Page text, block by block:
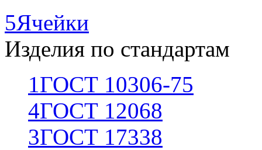
5Ячейки
Изделия по стандартам
1ГОСТ 10306-75
4ГОСТ 12068
3ГОСТ 17338